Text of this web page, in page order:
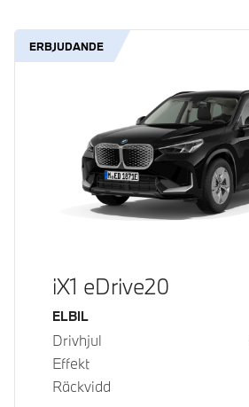
ERBJUDANDE
iX1 eDrive20
Bränsle
ELBIL
Drivhjul
Effekt
Räckvidd